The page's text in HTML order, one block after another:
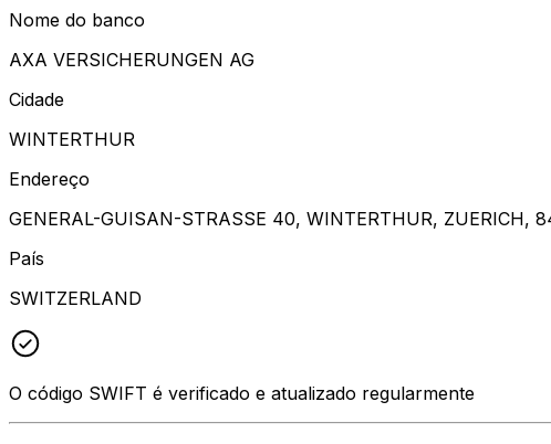
Nome do banco
AXA VERSICHERUNGEN AG
Cidade
WINTERTHUR
Endereço
GENERAL-GUISAN-STRASSE 40, WINTERTHUR, ZUERICH,
País
SWITZERLAND
O código SWIFT é verificado e atualizado regularmente